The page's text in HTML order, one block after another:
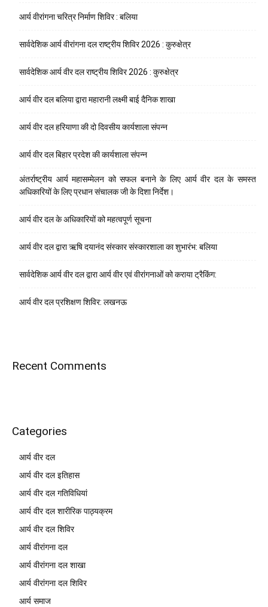
आर्य वीरांगना चरित्र निर्माण शिविर : बलिया
सार्वदेशिक आर्य वीरांगना दल राष्ट्रीय शिविर 2026 : कुरुक्षेत्र
सार्वदेशिक आर्य वीर दल राष्ट्रीय शिविर 2026 : कुरुक्षेत्र
आर्य वीर दल बलिया द्वारा महारानी लक्ष्मी बाई दैनिक शाखा
आर्य वीर दल हरियाणा की दो दिवसीय कार्यशाला संपन्न
आर्य वीर दल बिहार प्रदेश की कार्यशाला संपन्न
अंतर्राष्ट्रीय आर्य महासम्मेलन को सफल बनाने के लिए आर्य वीर दल के समस्त
अधिकारियों के लिए प्रधान संचालक जी के दिशा निर्देश।
आर्य वीर दल के अधिकारियों को महत्वपूर्ण सूचना
आर्य वीर दल द्वारा ऋषि दयानंद संस्कार संस्कारशाला का शुभारंभ: बलिया
सार्वदेशिक आर्य वीर दल द्वारा आर्य वीर एवं वीरांगनाओं को कराया ट्रैकिंग:
आर्य वीर दल प्रशिक्षण शिविर: लखनऊ
Recent Comments
Categories
आर्य वीर दल
आर्य वीर दल इतिहास
आर्य वीर दल गतिविधियां
आर्य वीर दल शारीरिक पाठ्यक्रम
आर्य वीर दल शिविर
आर्य वीरांगना दल
आर्य वीरांगना दल शाखा
आर्य वीरांगना दल शिविर
आर्य समाज